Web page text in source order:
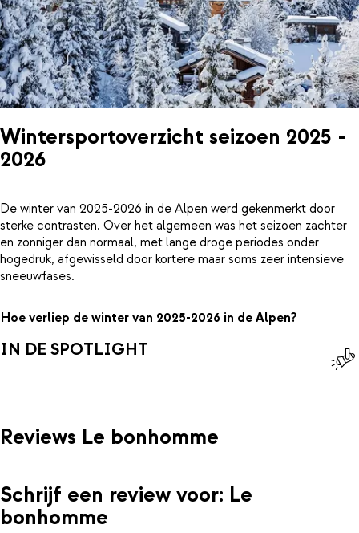
Wintersportoverzicht seizoen 2025 -
2026
De winter van 2025-2026 in de Alpen werd gekenmerkt door
sterke contrasten. Over het algemeen was het seizoen zachter
en zonniger dan normaal, met lange droge periodes onder
hogedruk, afgewisseld door kortere maar soms zeer intensieve
sneeuwfases.
Hoe verliep de winter van 2025-2026 in de Alpen?
IN DE SPOTLIGHT
Reviews Le bonhomme
Schrijf een review voor: Le
bonhomme